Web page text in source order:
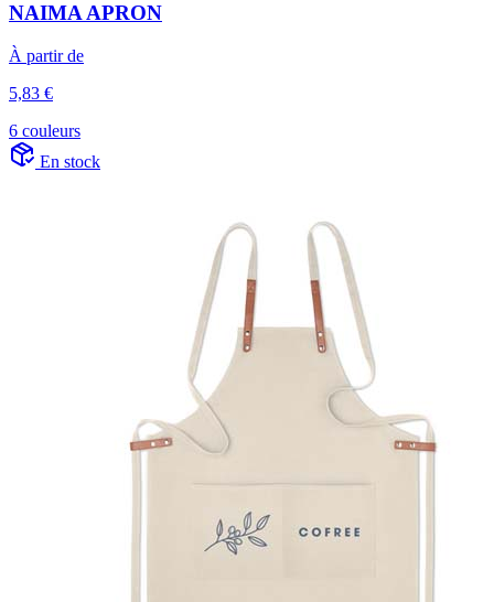
NAIMA APRON
À partir de
5,83 €
6 couleurs
En stock